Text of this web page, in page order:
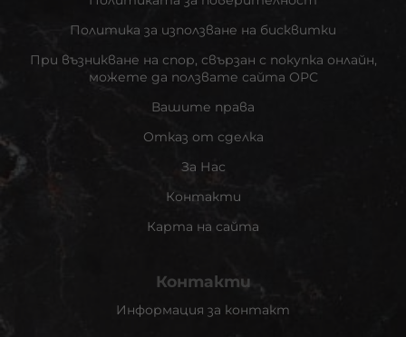
Политика за използване на бисквитки
При възникване на спор, свързан с покупка онлайн,
можете да ползвате сайта ОРС
Вашите права
Отказ от сделка
За Нас
Контакти
Карта на сайта
Контакти
Информация за контакт